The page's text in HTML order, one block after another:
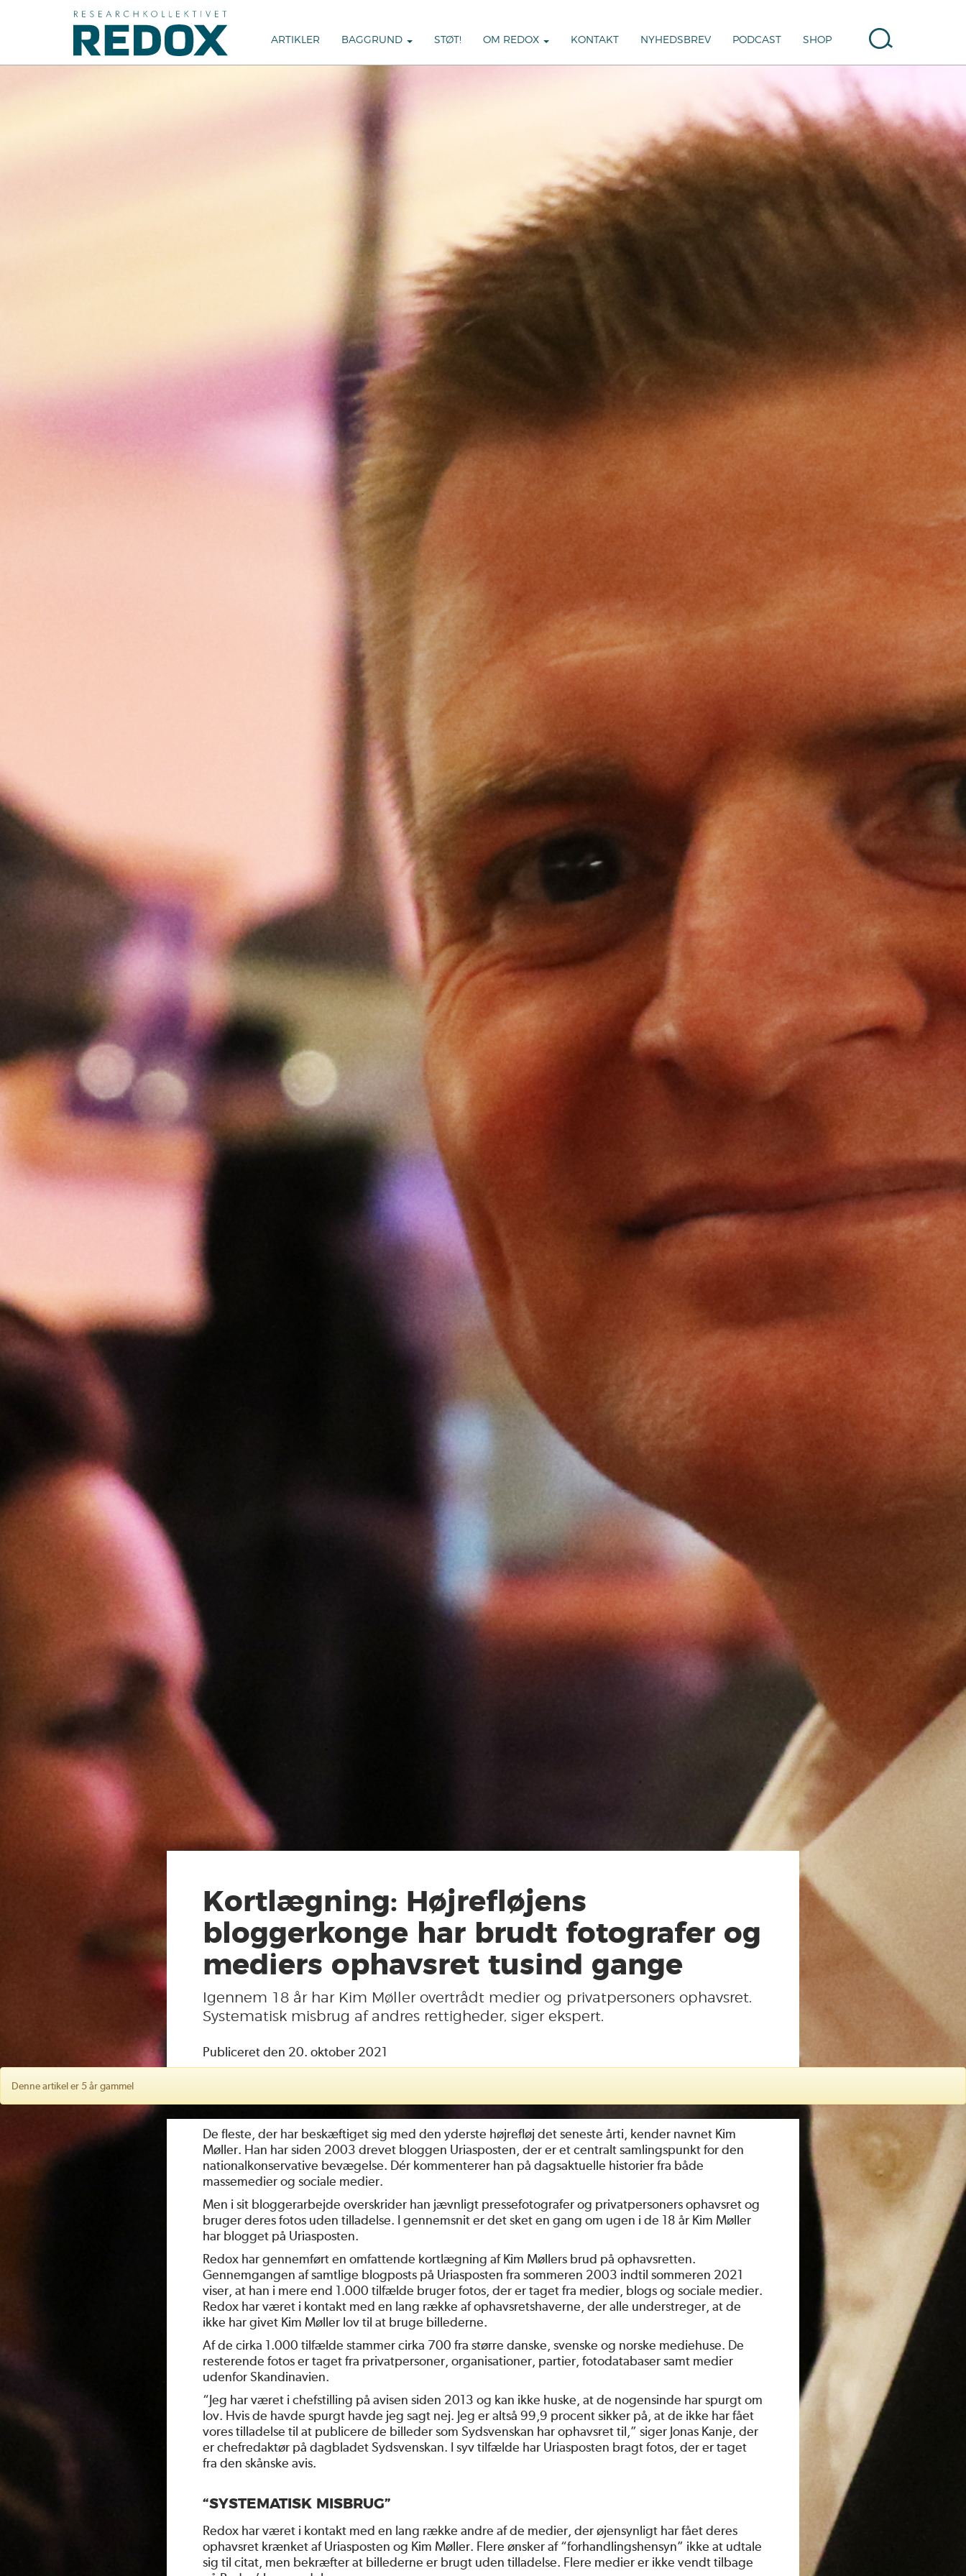
ARTIKLER BAGGRUND STØT! OM REDOX KONTAKT NYHEDSBREV PODCAST SHOP
Kortlægning: Højrefløjens
bloggerkonge har brudt fotografer og
mediers ophavsret tusind gange
Igennem 18 år har Kim Møller overtrådt medier og privatpersoners ophavsret.
Systematisk misbrug af andres rettigheder, siger ekspert.
Publiceret den 20. oktober 2021
Denne artikel er 5 år gammel
De fleste, der har beskæftiget sig med den yderste højrefløj det seneste årti, kender navnet Kim
Møller. Han har siden 2003 drevet bloggen Uriasposten, der er et centralt samlingspunkt for den
nationalkonservative bevægelse. Dér kommenterer han på dagsaktuelle historier fra både
massemedier og sociale medier.
Men i sit bloggerarbejde overskrider han jævnligt pressefotografer og privatpersoners ophavsret og
bruger deres fotos uden tilladelse. I gennemsnit er det sket en gang om ugen i de 18 år Kim Møller
har blogget på Uriasposten.
Redox har gennemført en omfattende kortlægning af Kim Møllers brud på ophavsretten.
Gennemgangen af samtlige blogposts på Uriasposten fra sommeren 2003 indtil sommeren 2021
viser, at han i mere end 1.000 tilfælde bruger fotos, der er taget fra medier, blogs og sociale medier.
Redox har været i kontakt med en lang række af ophavsretshaverne, der alle understreger, at de
ikke har givet Kim Møller lov til at bruge billederne.
Af de cirka 1.000 tilfælde stammer cirka 700 fra større danske, svenske og norske mediehuse. De
resterende fotos er taget fra privatpersoner, organisationer, partier, fotodatabaser samt medier
udenfor Skandinavien.
“Jeg har været i chefstilling på avisen siden 2013 og kan ikke huske, at de nogensinde har spurgt om
lov. Hvis de havde spurgt havde jeg sagt nej. Jeg er altså 99,9 procent sikker på, at de ikke har fået
vores tilladelse til at publicere de billeder som Sydsvenskan har ophavsret til,” siger Jonas Kanje, der
er chefredaktør på dagbladet Sydsvenskan. I syv tilfælde har Uriasposten bragt fotos, der er taget
fra den skånske avis.
“SYSTEMATISK MISBRUG”
Redox har været i kontakt med en lang række andre af de medier, der øjensynligt har fået deres
ophavsret krænket af Uriasposten og Kim Møller. Flere ønsker af “forhandlingshensyn” ikke at udtale
sig til citat, men bekræfter at billederne er brugt uden tilladelse. Flere medier er ikke vendt tilbage